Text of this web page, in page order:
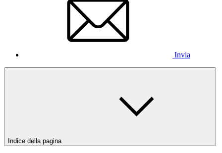
Invia
Indice della pagina